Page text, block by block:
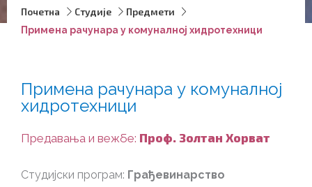
Почетна Студије Предмети
Примена рачунара у комуналној хидротехници
Примена рачунара у комуналној
хидротехници
Предавања и вежбе: Проф. Золтан Хорват
Студијски програм: Грађевинарство